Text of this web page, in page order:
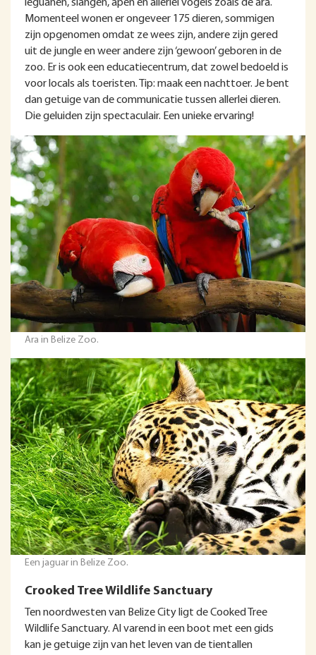
leguanen, slangen, apen en allerlei vogels zoals de ara.
Momenteel wonen er ongeveer 175 dieren, sommigen
zijn opgenomen omdat ze wees zijn, andere zijn gered
uit de jungle en weer andere zijn ‘gewoon’ geboren in de
zoo. Er is ook een educatiecentrum, dat zowel bedoeld is
voor locals als toeristen. Tip: maak een nachttoer. Je bent
dan getuige van de communicatie tussen allerlei dieren.
Die geluiden zijn spectaculair. Een unieke ervaring!
Ara in Belize Zoo.
Een jaguar in Belize Zoo.
Crooked Tree Wildlife Sanctuary
Ten noordwesten van Belize City ligt de Cooked Tree
Wildlife Sanctuary. Al varend in een boot met een gids
kan je getuige zijn van het leven van de tientallen